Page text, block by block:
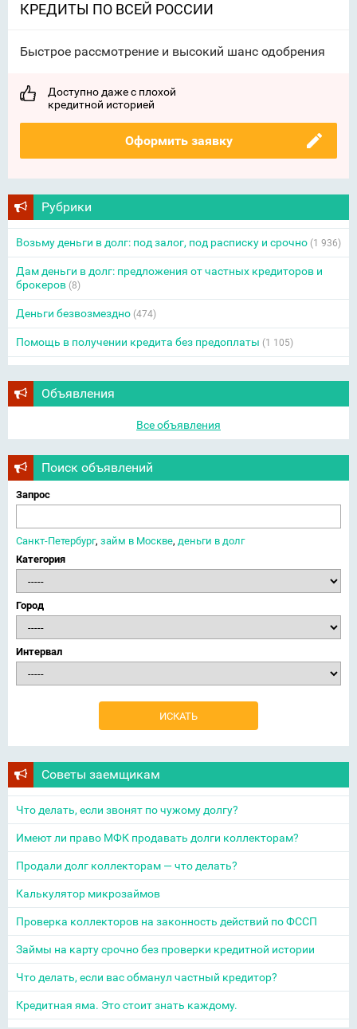
КРЕДИТЫ ПО ВСЕЙ РОССИИ
Быстрое рассмотрение и высокий шанс одобрения
Доступно даже с плохой
кредитной историей
Оформить заявку
Рубрики
Возьму деньги в долг: под залог, под расписку и срочно (1 936)
Дам деньги в долг: предложения от частных кредиторов и
брокеров (8)
Деньги безвозмездно (474)
Помощь в получении кредита без предоплаты (1 105)
Объявления
Все объявления
Поиск объявлений
Запрос
Санкт-Петербург, займ в Москве, деньги в долг
Категория
Город
Интервал
Советы заемщикам
Что делать, если звонят по чужому долгу?
Имеют ли право МФК продавать долги коллекторам?
Продали долг коллекторам — что делать?
Калькулятор микрозаймов
Проверка коллекторов на законность действий по ФССП
Займы на карту срочно без проверки кредитной истории
Что делать, если вас обманул частный кредитор?
Кредитная яма. Это стоит знать каждому.